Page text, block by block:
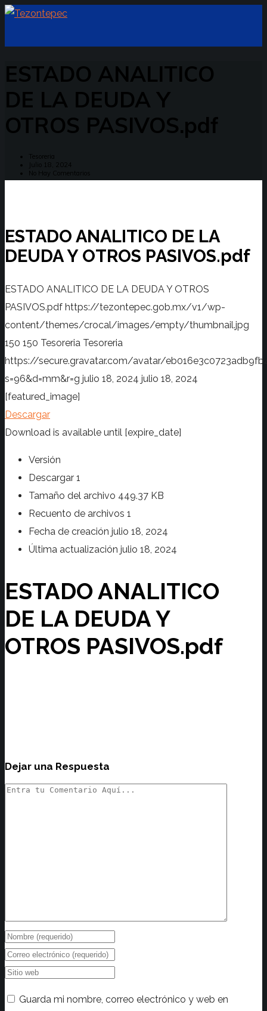
ESTADO ANALITICO
DE LA DEUDA Y
OTROS PASIVOS.pdf
Tesoreria
Julio 18, 2024
No Hay Comentarios
ESTADO ANALITICO DE LA
DEUDA Y OTROS PASIVOS.pdf
ESTADO ANALITICO DE LA DEUDA Y OTROS
PASIVOS.pdf https://tezontepec.gob.mx/v1/wp-
content/themes/crocal/images/empty/thumbnail.jpg
150 150 Tesoreria Tesoreria
https://secure.gravatar.com/avatar/
s=96&d=mm&r=g julio 18, 2024 julio 18, 2024
[featured_image]
Descargar
Download is available until [expire_date]
Versión
Descargar 1
Tamaño del archivo 449.37 KB
Recuento de archivos 1
Fecha de creación julio 18, 2024
Última actualización julio 18, 2024
ESTADO ANALITICO
DE LA DEUDA Y
OTROS PASIVOS.pdf
Dejar una Respuesta
Guarda mi nombre, correo electrónico y web en